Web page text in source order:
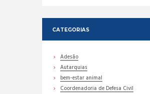
CATEGORIAS
Adesão
Autarquias
bem-estar animal
Coordenadoria de Defesa Civil